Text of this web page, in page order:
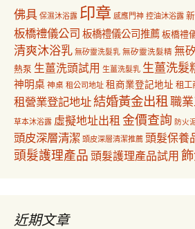
佛具 保濕沐浴露 印章 感應門神 控油沐浴露
板橋禮儀公司 板橋禮儀公司推薦板橋禮
清爽沐浴乳 無矽靈洗髮乳 無矽靈洗髮精 無
熱泵 生薑洗頭試用 生薑洗髮乳 生薑洗髮
神明桌 神桌 租公司地址 租商業登記地址 租工
租營業登記地址結婚黃金出租職
草本沐浴露 虛擬地址出租 金價查詢 防火
頭皮深層清潔 頭皮深層清潔推薦 頭髮保養
頭髮護理產品 頭髮護理產品試用
近期文章